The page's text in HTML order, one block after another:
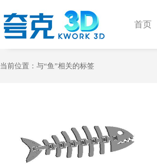
首页
当前位置：与“鱼”相关的标签